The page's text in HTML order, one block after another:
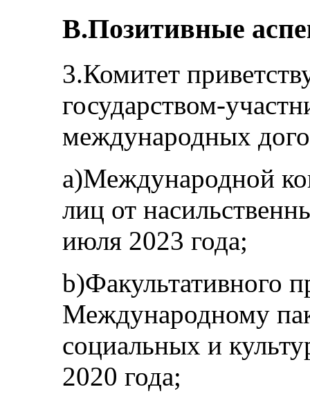
B.Позитивные
3.Комитет
государством-
международных
a)Международной
лиц от
июля 2023 года;
b)Факультативного
Международному
социальных и
2020 года;